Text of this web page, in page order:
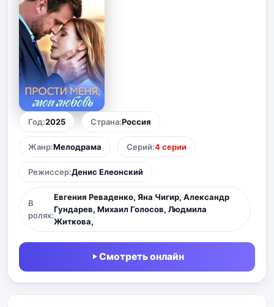
Год:2025 Страна:Россия
Жанр:Мелодрама Серий:4 серии
Режиссер:Денис Елеонский
В
ролях:
Евгения Реваденко, Яна Чигир, Александр
Гундарев, Михаил Голосов, Людмила
Житкова,
Смотреть онлайн